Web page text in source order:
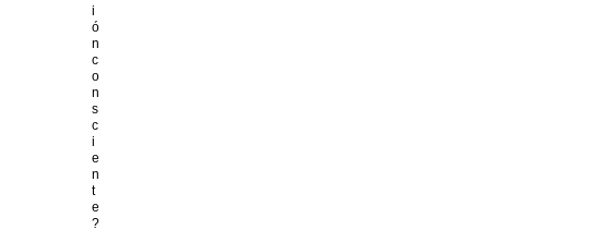
i
ó
n
c
o
n
s
c
i
e
n
t
e
?